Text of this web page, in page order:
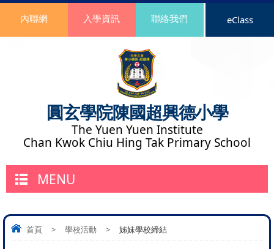
圓玄學院陳國超興德小學
The Yuen Yuen Institute
Chan Kwok Chiu Hing Tak Primary School
內聯網 入學資訊 聯絡我們 eClass
MENU
首頁 > 學校活動 > 姊妹學校締結